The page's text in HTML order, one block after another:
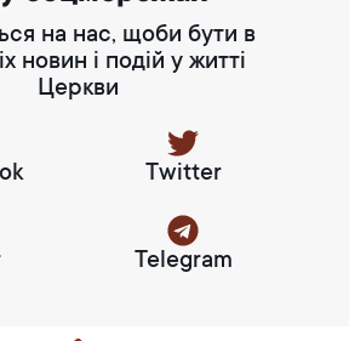
на нас, щоби бути в
новин і подій у житті
Церкви
Twitter
Telegram